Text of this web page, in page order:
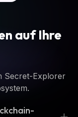
auf Ihre
Secret-Explorer